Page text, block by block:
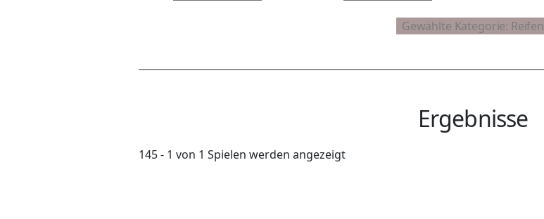
Ergebnisse
145 - 1 von 1 Spielen werden angezeigt